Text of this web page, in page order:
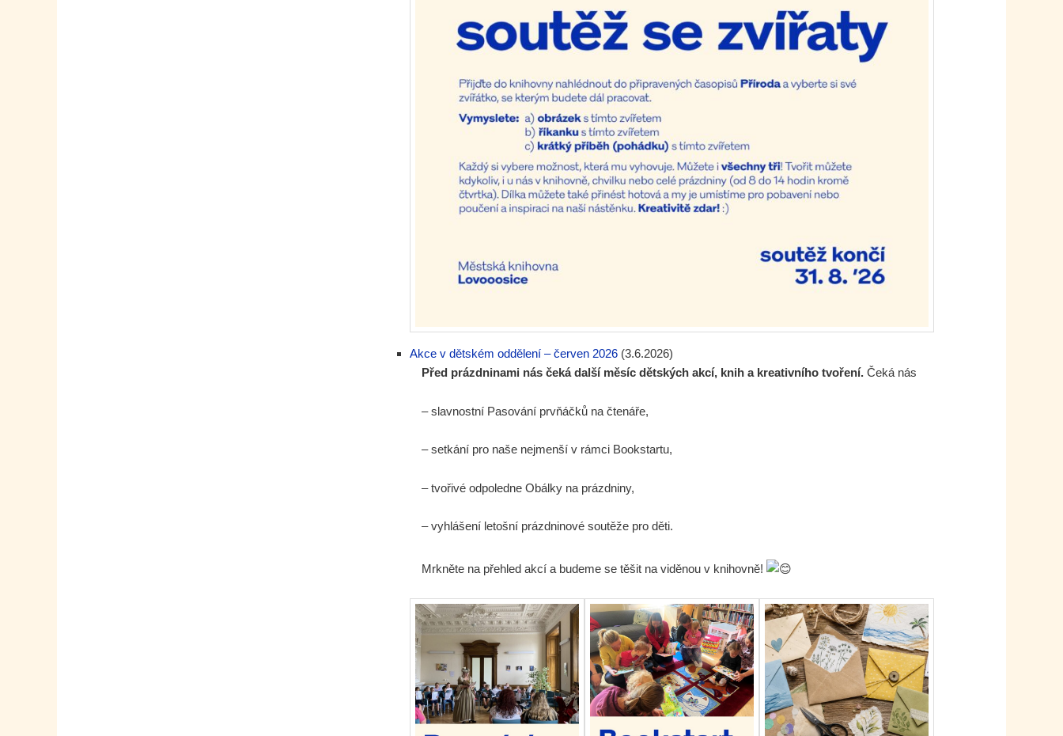
Akce v dětském oddělení – červen 2026 (3.6.2026)
Před prázdninami nás čeká další měsíc dětských akcí, knih a kreativního tvoření.Čeká nás
– slavnostní Pasování prvňáčků na čtenáře,
– setkání pro naše nejmenší v rámci Bookstartu,
– tvořivé odpoledne Obálky na prázdniny,
– vyhlášení letošní prázdninové soutěže pro děti.
Mrkněte na přehled akcí a budeme se těšit na viděnou v knihovně!